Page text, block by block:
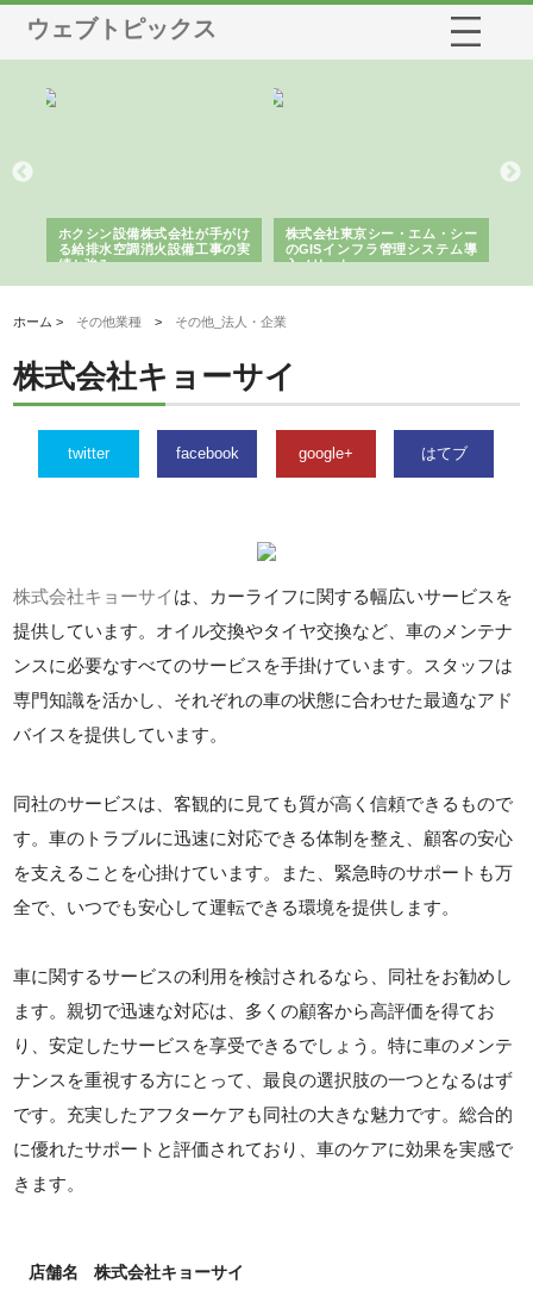
ウェブトピックス
ホクシン設備株式会社が手がけ
る給排水空調消火設備工事の実
績と強み
株式会社東京シー・エム・シー
のGISインフラ管理システム導
入メリット
ホーム > その他業種 > その他_法人・企業
株式会社キョーサイ
twitter facebook google+ はてブ
株式会社キョーサイは、カーライフに関する幅広いサービスを
提供しています。オイル交換やタイヤ交換など、車のメンテナ
ンスに必要なすべてのサービスを手掛けています。スタッフは
専門知識を活かし、それぞれの車の状態に合わせた最適なアド
バイスを提供しています。
同社のサービスは、客観的に見ても質が高く信頼できるもので
す。車のトラブルに迅速に対応できる体制を整え、顧客の安心
を支えることを心掛けています。また、緊急時のサポートも万
全で、いつでも安心して運転できる環境を提供します。
車に関するサービスの利用を検討されるなら、同社をお勧めし
ます。親切で迅速な対応は、多くの顧客から高評価を得てお
り、安定したサービスを享受できるでしょう。特に車のメンテ
ナンスを重視する方にとって、最良の選択肢の一つとなるはず
です。充実したアフターケアも同社の大きな魅力です。総合的
に優れたサポートと評価されており、車のケアに効果を実感で
きます。
店舗名 株式会社キョーサイ